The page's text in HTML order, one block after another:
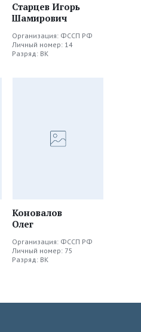
Старцев Игорь
Шамирович
Организация: ФССП РФ
Личный номер: 14
Разряд: ВК
Коновалов
Олег
Организация: ФССП РФ
Личный номер: 75
Разряд: ВК